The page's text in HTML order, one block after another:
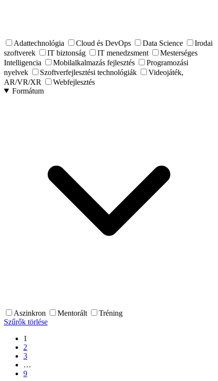
Adattechnológia Cloud és DevOps Data Science
Irodai
szoftverek
IT biztonság IT menedzsment
Mesterséges
Intelligencia
Mobilalkalmazás fejlesztés
Programozási
nyelvek
Szoftverfejlesztési technológiák
Videojáték,
AR/VR/XR
Webfejlesztés
Formátum
Aszinkron Mentorált
Tréning
Szűrők törlése
1
2
3
…
9